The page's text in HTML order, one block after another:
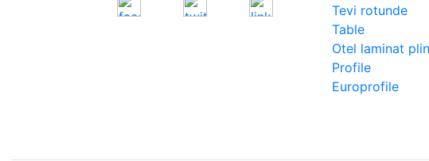
Tevi rotunde
Table
Otel laminat plin
Profile
Europrofile